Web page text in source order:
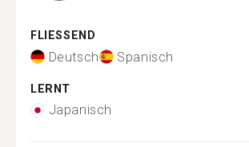
FLIESSEND
Deutsch Spanisch
LERNT
Japanisch